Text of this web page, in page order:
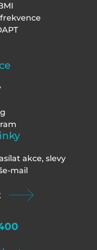
akce, slevy
e-mail